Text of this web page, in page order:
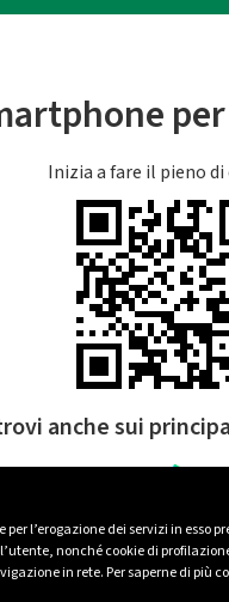
l’erogazione dei servizi in esso
nonché cookie di
in rete. Per saperne di più
Inizia a fare il pieno di
anche sui